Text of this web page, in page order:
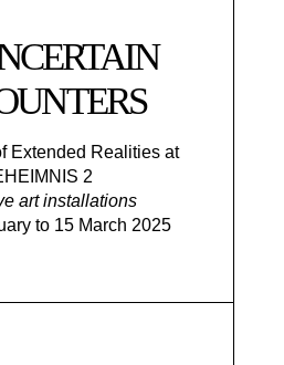
Extended Realities at
2
art installations
to 15 March 2025